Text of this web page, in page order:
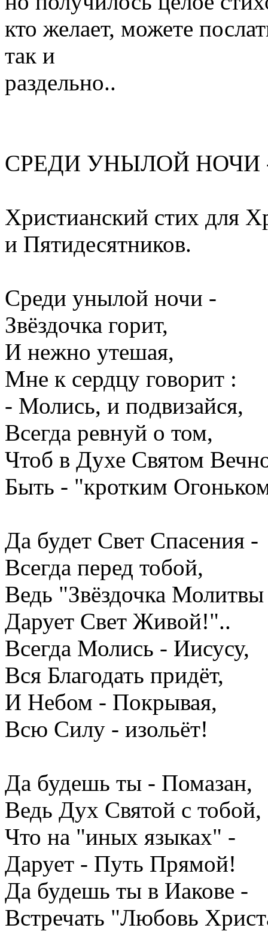
кто желает, можете
так и
раздельно..
СРЕДИ УНЫЛОЙ НОЧИ
Христианский стих для
и Пятидесятников.
Среди унылой ночи -
Звёздочка горит,
И нежно утешая,
Мне к сердцу говорит :
- Молись, и подвизайся,
Всегда ревнуй о том,
Чтоб в Духе Святом
Быть - "кротким
Да будет Свет Спасения -
Всегда перед тобой,
Ведь "Звёздочка
Дарует Свет Живой!"..
Всегда Молись - Иисусу,
Вся Благодать придёт,
И Небом - Покрывая,
Всю Силу - изольёт!
Да будешь ты - Помазан,
Ведь Дух Святой с тобой,
Что на "иных языках" -
Дарует - Путь Прямой!
Да будешь ты в Иакове -
Встречать "Любовь